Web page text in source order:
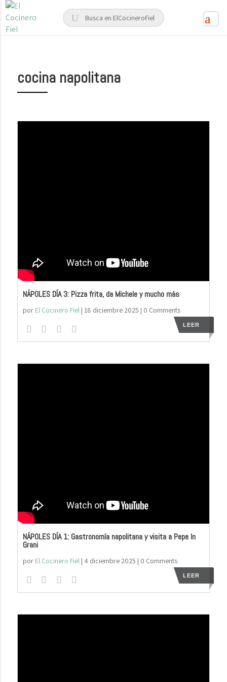
cocina napolitana
NÁPOLES DÍA 3: Pizza frita, da Michele y mucho más
por El Cocinero Fiel| 18 diciembre 2025 | 0 Comments
LEER
NÁPOLES DÍA 1: Gastronomía napolitana y visita a Pepe In
Grani
por El Cocinero Fiel| 4 diciembre 2025 | 0 Comments
LEER